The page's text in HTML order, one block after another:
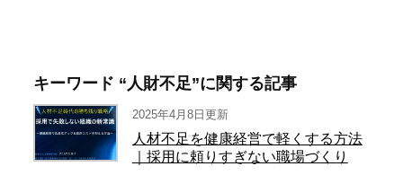
キーワード “人財不足”に関する記事
2025年4月8日更新
人材不足を健康経営で軽くする方法
｜採用に頼りすぎない職場づくり